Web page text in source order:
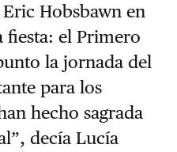
Hobsbawn en
fiesta: el Primero
la jornada del
para los
hecho sagrada
decía Lucía